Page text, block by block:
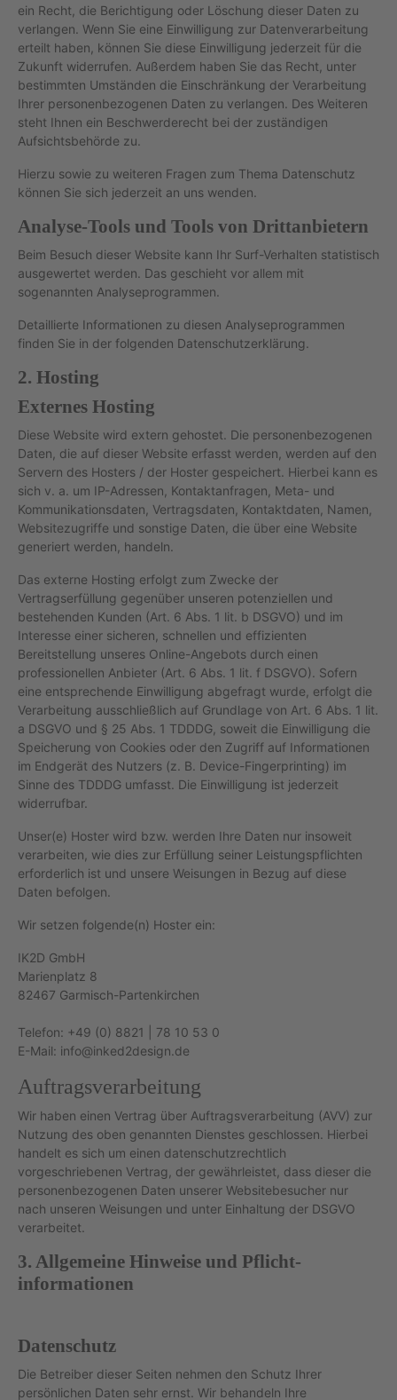
ein Recht, die Berichtigung oder Löschung dieser Daten zu
verlangen. Wenn Sie eine Einwilligung zur Datenverarbeitung
erteilt haben, können Sie diese Einwilligung jederzeit für die
Zukunft widerrufen. Außerdem haben Sie das Recht, unter
bestimmten Umständen die Einschränkung der Verarbeitung
Ihrer personenbezogenen Daten zu verlangen. Des Weiteren
steht Ihnen ein Beschwerderecht bei der zuständigen
Aufsichtsbehörde zu.
Hierzu sowie zu weiteren Fragen zum Thema Datenschutz
können Sie sich jederzeit an uns wenden.
Analyse-Tools und Tools von Drittanbietern
Beim Besuch dieser Website kann Ihr Surf-Verhalten statistisch
ausgewertet werden. Das geschieht vor allem mit
sogenannten Analyseprogrammen.
Detaillierte Informationen zu diesen Analyseprogrammen
finden Sie in der folgenden Datenschutzerklärung.
2. Hosting
Externes Hosting
Diese Website wird extern gehostet. Die personenbezogenen
Daten, die auf dieser Website erfasst werden, werden auf den
Servern des Hosters / der Hoster gespeichert. Hierbei kann es
sich v. a. um IP-Adressen, Kontaktanfragen, Meta- und
Kommunikationsdaten, Vertragsdaten, Kontaktdaten, Namen,
Websitezugriffe und sonstige Daten, die über eine Website
generiert werden, handeln.
Das externe Hosting erfolgt zum Zwecke der
Vertragserfüllung gegenüber unseren potenziellen und
bestehenden Kunden (Art. 6 Abs. 1 lit. b DSGVO) und im
Interesse einer sicheren, schnellen und effizienten
Bereitstellung unseres Online-Angebots durch einen
professionellen Anbieter (Art. 6 Abs. 1 lit. f DSGVO). Sofern
eine entsprechende Einwilligung abgefragt wurde, erfolgt die
Verarbeitung ausschließlich auf Grundlage von Art. 6 Abs. 1 lit.
a DSGVO und § 25 Abs. 1 TDDDG, soweit die Einwilligung die
Speicherung von Cookies oder den Zugriff auf Informationen
im Endgerät des Nutzers (z. B. Device-Fingerprinting) im
Sinne des TDDDG umfasst. Die Einwilligung ist jederzeit
widerrufbar.
Unser(e) Hoster wird bzw. werden Ihre Daten nur insoweit
verarbeiten, wie dies zur Erfüllung seiner Leistungspflichten
erforderlich ist und unsere Weisungen in Bezug auf diese
Daten befolgen.
Wir setzen folgende(n) Hoster ein:
IK2D GmbH
Marienplatz 8
82467 Garmisch-Partenkirchen
Telefon: +49 (0) 8821 | 78 10 53 0
E-Mail: info@inked2design.de
Auftragsverarbeitung
Wir haben einen Vertrag über Auftragsverarbeitung (AVV) zur
Nutzung des oben genannten Dienstes geschlossen. Hierbei
handelt es sich um einen datenschutzrechtlich
vorgeschriebenen Vertrag, der gewährleistet, dass dieser die
personenbezogenen Daten unserer Websitebesucher nur
nach unseren Weisungen und unter Einhaltung der DSGVO
verarbeitet.
3. Allgemeine Hinweise und Pflicht­
informationen
Datenschutz
Die Betreiber dieser Seiten nehmen den Schutz Ihrer
persönlichen Daten sehr ernst. Wir behandeln Ihre